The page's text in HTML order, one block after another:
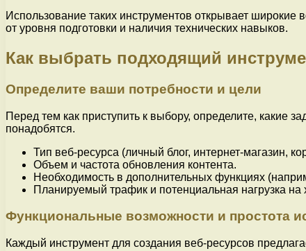
Использование таких инструментов открывает широкие
от уровня подготовки и наличия технических навыков.
Как выбрать подходящий
Определите ваши потребности и цели
Перед тем как приступить к выбору, определите, какие
понадобятся.
Тип веб-ресурса (личный блог, интернет-магазин,
Объем и частота обновления контента.
Необходимость в дополнительных функциях
Планируемый трафик и потенциальная нагрузка на
Функциональные возможности и простота
Каждый инструмент для создания веб-ресурсов